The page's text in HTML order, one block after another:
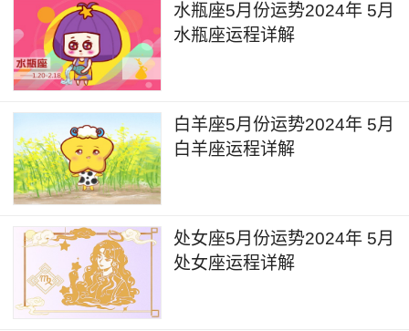
水瓶座5月份运势2024年 5月
水瓶座运程详解
白羊座5月份运势2024年 5月
白羊座运程详解
处女座5月份运势2024年 5月
处女座运程详解